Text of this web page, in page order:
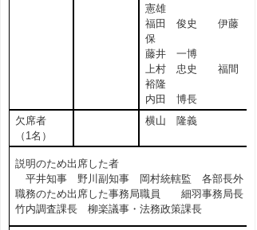
憲雄
福田 俊史 伊藤
保
藤井 一博
上村 忠史 福間
裕隆
内田 博長
欠席者
（1名）
横山 隆義
説明のため出席した者
平井知事 野川副知事 岡村統轄監 各部長外
職務のため出席した事務局職員 細羽事務局長
竹内調査課長 柳楽議事・法務政策課長